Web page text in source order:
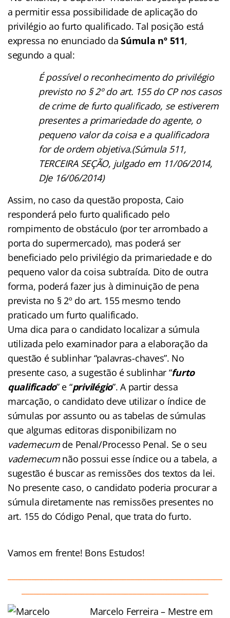
a permitir essa possibilidade de aplicação do
privilégio ao furto qualificado. Tal posição está
expressa no enunciado daSúmula nº 511,
segundo a qual:
É possível o reconhecimento do privilégio
previsto no § 2º do art. 155 do CP nos casos
de crime de furto qualificado, se estiverem
presentes a primariedade do agente, o
pequeno valor da coisa e a qualificadora
for de ordem objetiva.(Súmula 511,
TERCEIRA SEÇÃO, julgado em 11/06/2014,
DJe 16/06/2014)
Assim, no caso da questão proposta, Caio
responderá pelo furto qualificado pelo
rompimento de obstáculo (por ter arrombado a
porta do supermercado), mas poderá ser
beneficiado pelo privilégio da primariedade e do
pequeno valor da coisa subtraída. Dito de outra
forma, poderá fazer jus à diminuição de pena
prevista no § 2º do art. 155 mesmo tendo
praticado um furto qualificado.
Uma dica para o candidato localizar a súmula
utilizada pelo examinador para a elaboração da
questão é sublinhar “palavras-chaves”. No
presente caso, a sugestão é sublinhar “furto
qualificado” e “privilégio”. A partir dessa
marcação, o candidato deve utilizar o índice de
súmulas por assunto ou as tabelas de súmulas
que algumas editoras disponibilizam no
vademecum de Penal/Processo Penal. Se o seu
vademecum não possui esse índice ou a tabela, a
sugestão é buscar as remissões dos textos da lei.
No presente caso, o candidato poderia procurar a
súmula diretamente nas remissões presentes no
art. 155 do Código Penal, que trata do furto.
Vamos em frente! Bons Estudos!
Marcelo Ferreira – Mestre em